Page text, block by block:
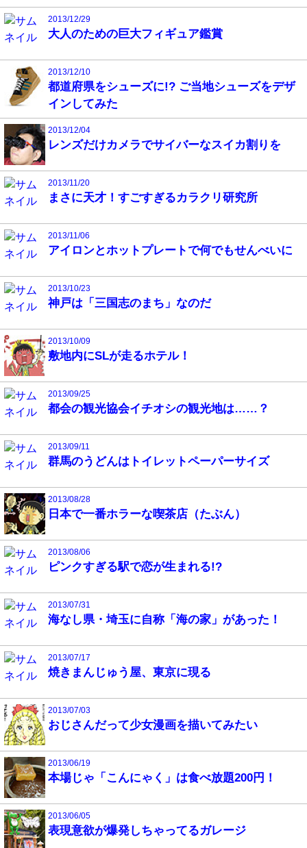
2013/12/29
大人のための巨大フィギュア鑑賞
2013/12/10
都道府県をシューズに!? ご当地シューズをデザ
インしてみた
2013/12/04
レンズだけカメラでサイバーなスイカ割りを
2013/11/20
まさに天才！すごすぎるカラクリ研究所
2013/11/06
アイロンとホットプレートで何でもせんべいに
2013/10/23
神戸は「三国志のまち」なのだ
2013/10/09
敷地内にSLが走るホテル！
2013/09/25
都会の観光協会イチオシの観光地は……？
2013/09/11
群馬のうどんはトイレットペーパーサイズ
2013/08/28
日本で一番ホラーな喫茶店（たぶん）
2013/08/06
ピンクすぎる駅で恋が生まれる!?
2013/07/31
海なし県・埼玉に自称「海の家」があった！
2013/07/17
焼きまんじゅう屋、東京に現る
2013/07/03
おじさんだって少女漫画を描いてみたい
2013/06/19
本場じゃ「こんにゃく」は食べ放題200円！
2013/06/05
表現意欲が爆発しちゃってるガレージ